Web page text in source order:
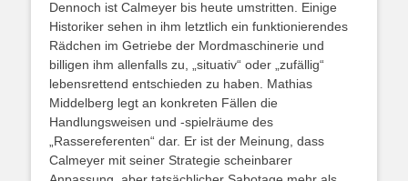
Dennoch ist Calmeyer bis heute umstritten. Einige
Historiker sehen in ihm letztlich ein funktionierendes
Rädchen im Getriebe der Mordmaschinerie und
billigen ihm allenfalls zu, „situativ“ oder „zufällig“
lebensrettend entschieden zu haben. Mathias
Middelberg legt an konkreten Fällen die
Handlungsweisen und -spielräume des
„Rassereferenten“ dar. Er ist der Meinung, dass
Calmeyer mit seiner Strategie scheinbarer